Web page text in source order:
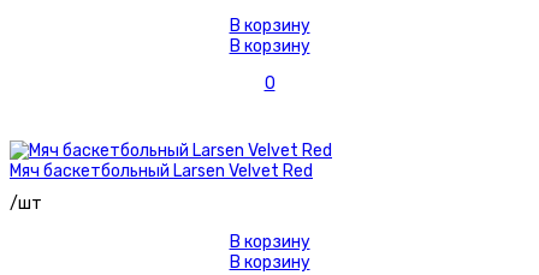
В корзину
В корзину
0
Мяч баскетбольный Larsen Velvet Red
/шт
В корзину
В корзину